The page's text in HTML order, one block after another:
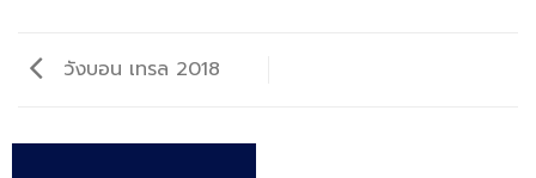
วังบอน เทรล 2018